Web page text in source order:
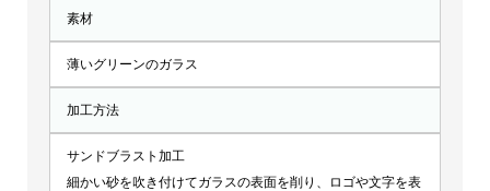
素材
薄いグリーンのガラス
加工方法
サンドブラスト加工
細かい砂を吹き付けてガラスの表面を削り、ロゴや文字を表